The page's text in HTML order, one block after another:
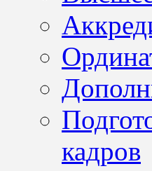
кадров